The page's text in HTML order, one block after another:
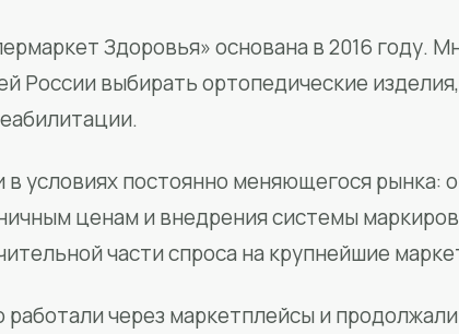
Здоровья» основана в 2016 году.
России выбирать ортопедические
условиях постоянно меняющегося рынка:
ценам и внедрения системы
части спроса на крупнейшие
работали через маркетплейсы и